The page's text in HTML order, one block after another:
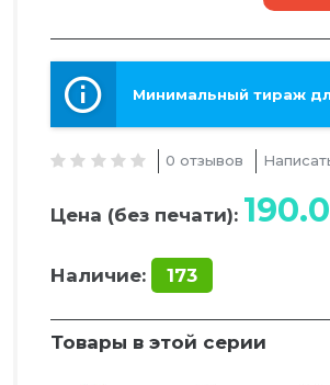
Минимальный тираж
0 отзывов
Цена (без печати): 190.0
Наличие: 173
Товары в этой серии